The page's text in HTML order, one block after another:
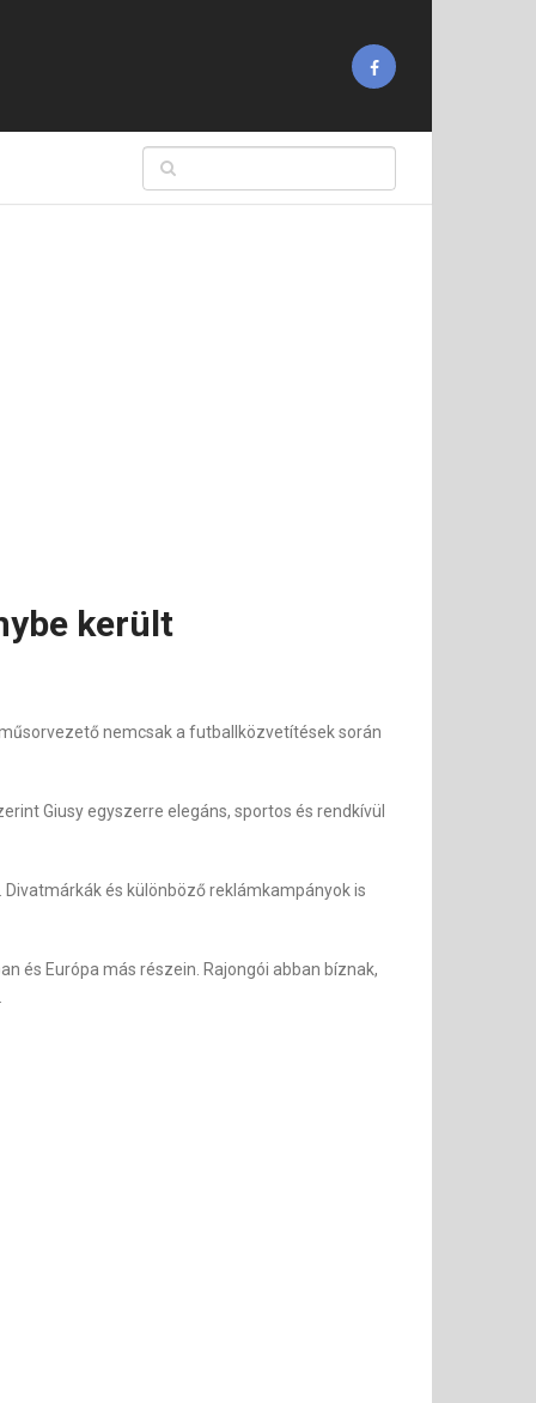
került
nemcsak a futballközvetítések során
Giusy egyszerre elegáns, sportos és rendkívül
és különböző reklámkampányok is
és Európa más részein. Rajongói abban bíznak,